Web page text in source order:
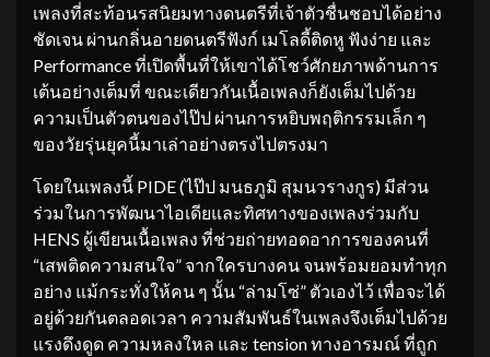
เพลงที่สะท้อนรสนิยมทางดนตรีที่เจ้าตัวชื่นชอบได้อย่าง
ชัดเจน ผ่านกลิ่นอายดนตรีฟังก์ เมโลดี้ติดหู ฟังง่าย และ
Performance ที่เปิดพื้นที่ให้เขาได้โชว์ศักยภาพด้านการ
เต้นอย่างเต็มที่ ขณะเดียวกันเนื้อเพลงก็ยังเต็มไปด้วย
ความเป็นตัวตนของไป๊ป ผ่านการหยิบพฤติกรรมเล็ก ๆ
ของวัยรุ่นยุคนี้มาเล่าอย่างตรงไปตรงมา
โดยในเพลงนี้ PIDE (ไป๊ป มนธภูมิ สุมนวรางกูร) มีส่วน
ร่วมในการพัฒนาไอเดียและทิศทางของเพลงร่วมกับ
HENS ผู้เขียนเนื้อเพลง ที่ช่วยถ่ายทอดอาการของคนที่
“เสพติดความสนใจ” จากใครบางคน จนพร้อมยอมทำทุก
อย่าง แม้กระทั่งให้คน ๆ นั้น “ล่ามโซ่” ตัวเองไว้ เพื่อจะได้
อยู่ด้วยกันตลอดเวลา ความสัมพันธ์ในเพลงจึงเต็มไปด้วย
แรงดึงดูด ความหลงใหล และ tension ทางอารมณ์ ที่ถูก